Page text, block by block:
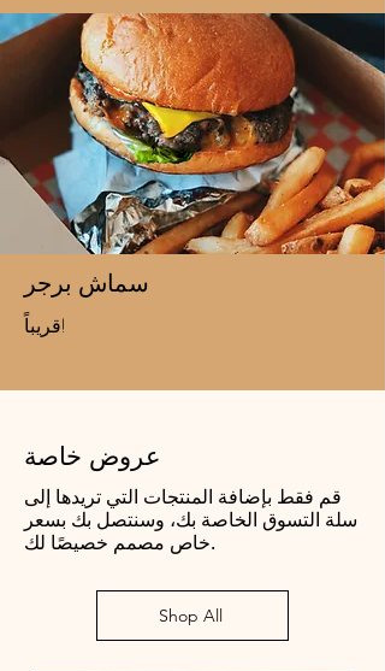
سماش برجر
قريباً!
عروض خاصة
قم فقط بإضافة المنتجات التي تريدها إلى
سلة التسوق الخاصة بك، وسنتصل بك بسعر
خاص مصمم خصيصًا لك.
Shop All